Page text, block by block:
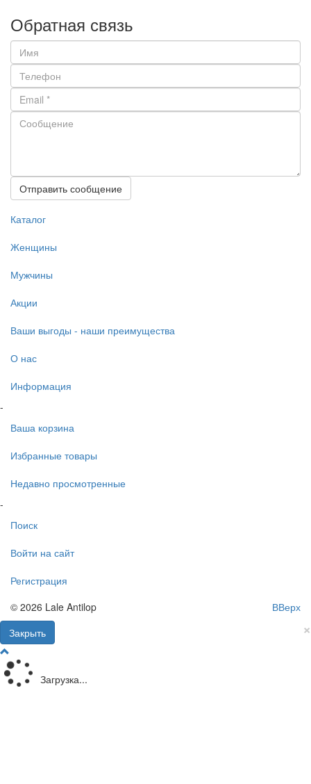
Обратная связь
Отправить сообщение
Каталог
Женщины
Мужчины
Акции
Ваши выгоды - наши преимущества
О нас
Информация
-
Ваша корзина
Избранные товары
Недавно просмотренные
-
Поиск
Войти на сайт
Регистрация
ВВерх
© 2026 Lale Antilop
×
Закрыть
Загрузка...